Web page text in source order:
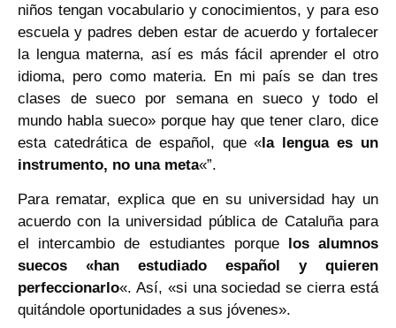
niños tengan vocabulario y conocimientos, y para eso
escuela y padres deben estar de acuerdo y fortalecer
la lengua materna, así es más fácil aprender el otro
idioma, pero como materia. En mi país se dan tres
clases de sueco por semana en sueco y todo el
mundo habla sueco» porque hay que tener claro, dice
esta catedrática de español, que «la lengua es un
instrumento, no una meta«”.
Para rematar, explica que en su universidad hay un
acuerdo con la universidad pública de Cataluña para
el intercambio de estudiantes porque los alumnos
suecos «han estudiado español y quieren
perfeccionarlo«. Así, «si una sociedad se cierra está
quitándole oportunidades a sus jóvenes».